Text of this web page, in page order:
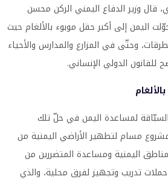
قال وزير الدفاع اليمني الركن محسن
اليمن إلى أكبر حقل موبوء بالألغام حيث
وحتّى في المزارع والمدارس والأحياء
الدولي الإنساني.
لمساعدة اليمن في حلّ تلك
مسام لتطهير الأراضي اليمنية من
اليمنية ومساعدة المتضررين من
حملات تدريب وتجهيز لفرق محلية، والذي